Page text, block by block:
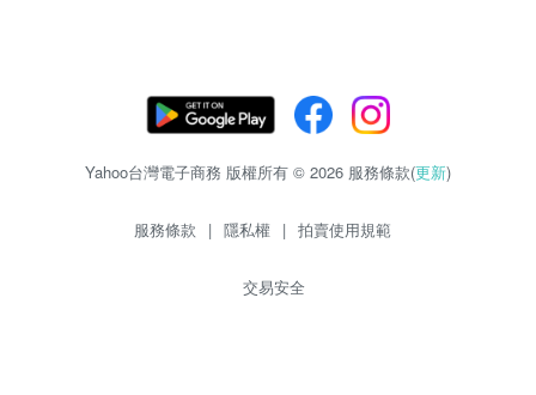
Yahoo台灣電子商務 版權所有 © 2026 服務條款(更新)
服務條款 | 隱私權 | 拍賣使用規範
交易安全